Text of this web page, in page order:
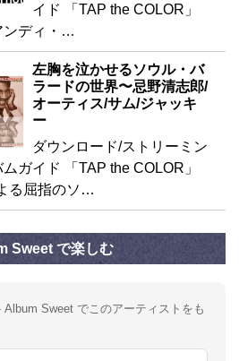
イド 「TAP the COLOR」
ンディ・…
左胸を泣かせるソウル・バ
ラードの世界〜忌野清志郎/
オーティス/サム/ジャッキ
ー
ダウンロード/ストリーミン
ガイド 「TAP the COLOR」
る屈指のソ…
Sweet で楽しむ
Sweet でこのアーティストをも